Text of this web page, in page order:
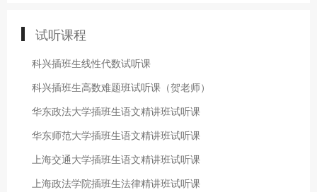
试听课程
科兴插班生线性代数试听课
科兴插班生高数难题班试听课（贺老师）
华东政法大学插班生语文精讲班试听课
华东师范大学插班生语文精讲班试听课
上海交通大学插班生语文精讲班试听课
上海政法学院插班生法律精讲班试听课